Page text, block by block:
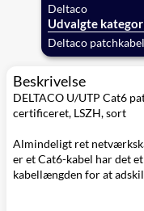
Deltaco
Udvalgte
Deltaco patchkabel
Beskrivelse
DELTACO U/UTP Cat6
certificeret, LSZH, sort
Almindeligt ret
er et Cat6-kabel har det
kabellængden for at